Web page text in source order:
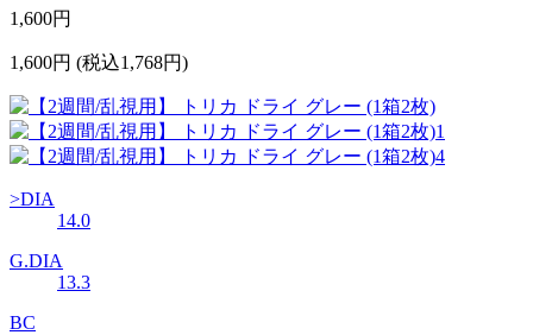
1,600円
1,600円 (税込1,768円)
>DIA
14.0
G.DIA
13.3
BC